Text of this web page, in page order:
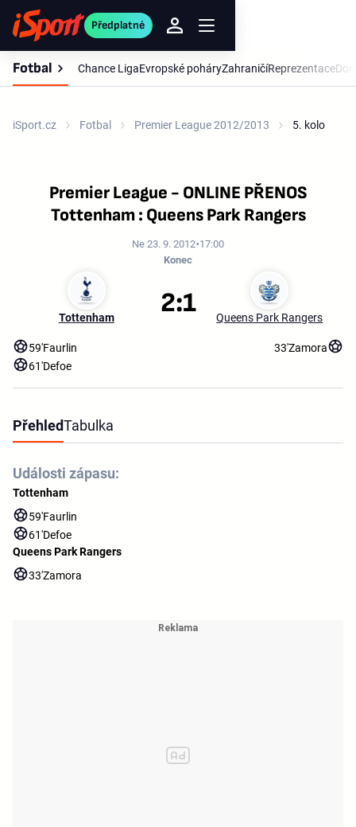
Předplatné
Fotbal Chance LigaEvropské poháryZahraničíReprezentace
iSport.cz Fotbal Premier League 2012/2013 5. kolo
Premier League - ONLINE PŘENOS
Tottenham : Queens Park Rangers
Ne 23. 9. 2012 17:00
Konec
Tottenham Queens Park Rangers
2:1
59'Faurlin
61'Defoe
33'Zamora
PřehledTabulka
Události zápasu:
Tottenham
59'Faurlin
61'Defoe
Queens Park Rangers
33'Zamora